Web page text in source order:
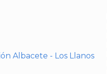
Albacete - Los Llanos